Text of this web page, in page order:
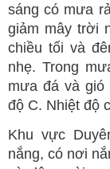
sáng có mưa
giảm mây trời
chiều tối và
nhẹ. Trong
mưa đá và gió
độ C. Nhiệt độ
Khu vực
nắng, có nơi